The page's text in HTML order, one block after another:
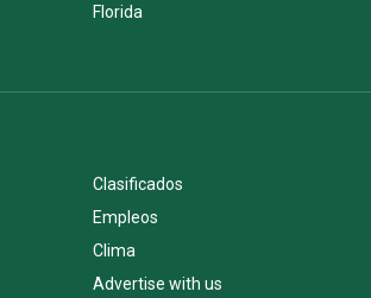
Florida
Clasificados
Empleos
Clima
Advertise with us